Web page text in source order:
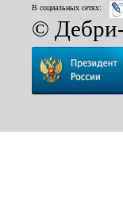
В социальных сетях:
©